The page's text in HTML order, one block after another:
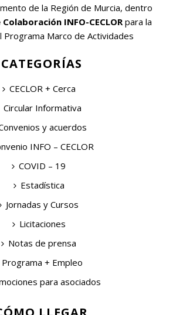
de la Región de Murcia, dentro
INFO-CECLOR para la
Programa Marco de Actividades
CATEGORÍAS
CECLOR + Cerca
Circular Informativa
y acuerdos
INFO – CECLOR
COVID – 19
Estadística
Jornadas y Cursos
Licitaciones
Notas de prensa
Programa + Empleo
para asociados